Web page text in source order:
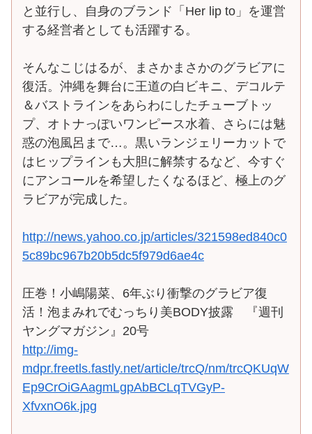
と並行し、自身のブランド「Her lip to」を運営
する経営者としても活躍する。
そんなこじはるが、まさかまさかのグラビアに
復活。沖縄を舞台に王道の白ビキニ、デコルテ
＆バストラインをあらわにしたチューブトッ
プ、オトナっぽいワンピース水着、さらには魅
惑の泡風呂まで…。黒いランジェリーカットで
はヒップラインも大胆に解禁するなど、今すぐ
にアンコールを希望したくなるほど、極上のグ
ラビアが完成した。
http://news.yahoo.co.jp/articles/321598ed840c0
5c89bc967b20b5dc5f979d6ae4c
圧巻！小嶋陽菜、6年ぶり衝撃のグラビア復
活！泡まみれでむっちり美BODY披露 『週刊
ヤングマガジン』20号
http://img-
mdpr.freetls.fastly.net/article/trcQ/nm/trcQKUqW
Ep9CrOiGAagmLgpAbBCLqTVGyP-
XfvxnO6k.jpg